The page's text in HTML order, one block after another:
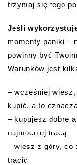
trzymaj się tego
Jeśli
momenty paniki –
powinny być
Warunków jest
– wcześniej
kupić, a to
– kupujesz dobre
najmocniej tracą
– wiesz z góry, co
tracić